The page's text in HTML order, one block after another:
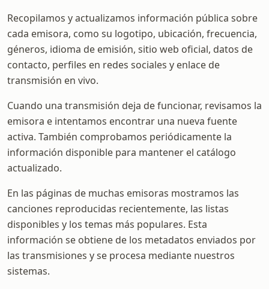
Recopilamos y actualizamos información pública sobre
cada emisora, como su logotipo, ubicación, frecuencia,
géneros, idioma de emisión, sitio web oficial, datos de
contacto, perfiles en redes sociales y enlace de
transmisión en vivo.
Cuando una transmisión deja de funcionar, revisamos la
emisora e intentamos encontrar una nueva fuente
activa. También comprobamos periódicamente la
información disponible para mantener el catálogo
actualizado.
En las páginas de muchas emisoras mostramos las
canciones reproducidas recientemente, las listas
disponibles y los temas más populares. Esta
información se obtiene de los metadatos enviados por
las transmisiones y se procesa mediante nuestros
sistemas.